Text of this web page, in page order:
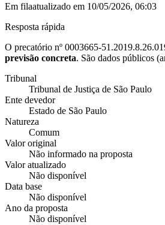
Em filaatualizado em 10/05/2026, 06:03
Resposta rápida
O precatório nº 0003665-
previsão concreta. São dados públicos
Tribunal
Tribunal de Justiça de São Paulo
Ente devedor
Estado de São Paulo
Natureza
Comum
Valor original
Não informado na proposta
Valor atualizado
Não disponível
Data base
Não disponível
Ano da proposta
Não disponível